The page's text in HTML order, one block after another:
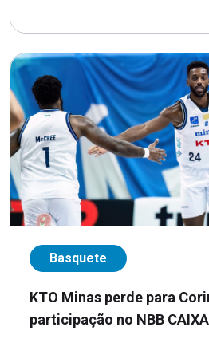
Basquete
KTO Minas perde para
participação no NBB